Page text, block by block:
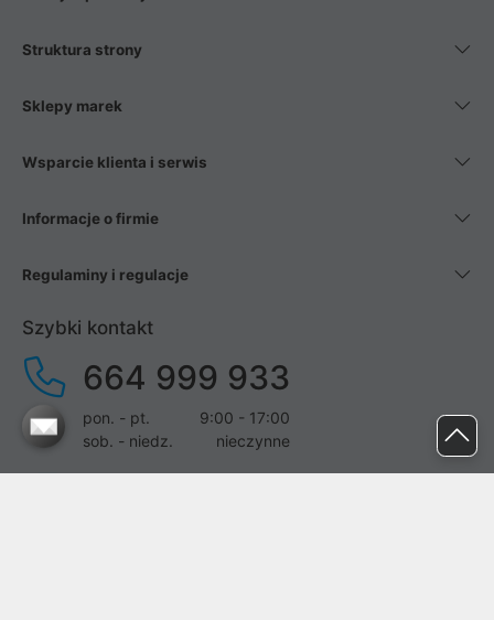
Struktura strony
Sklepy marek
Wsparcie klienta i serwis
Informacje o firmie
Regulaminy i regulacje
Szybki kontakt
664 999 933
pon. - pt.
9:00 - 17:00
sob. - niedz.
nieczynne